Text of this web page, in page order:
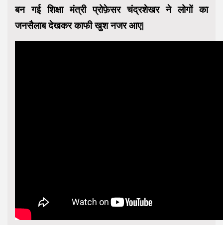
बन गई शिक्षा मंत्री प्रोफ़ेसर चंद्रशेखर ने लोगों का
जनसैलाब देखकर काफी खुश नजर आए|